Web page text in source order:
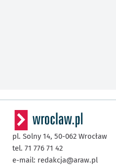
pl. Solny 14, 50-062 Wrocław
tel. 71 776 71 42
e-mail: redakcja@araw.pl